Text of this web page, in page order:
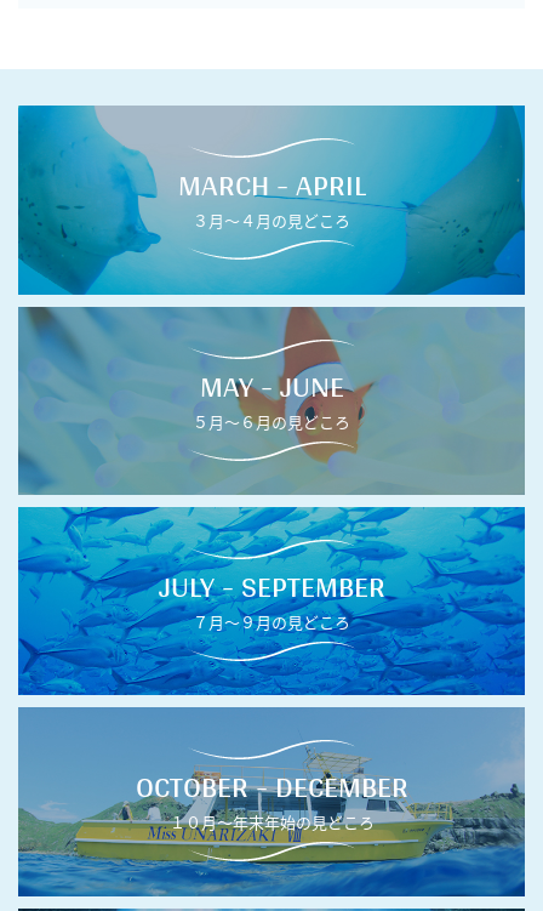
MARCH - APRIL
３月〜４月の見どころ
MAY - JUNE
５月〜６月の見どころ
JULY - SEPTEMBER
７月〜９月の見どころ
OCTOBER - DECEMBER
１０月〜年末年始の見どころ